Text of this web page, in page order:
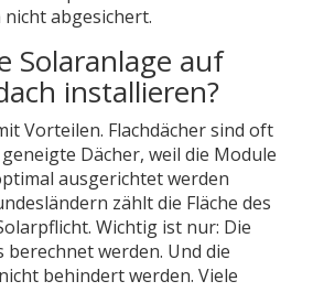
nicht abgesichert.
Solaranlage auf
installieren?
Vorteilen. Flachdächer sind oft
Dächer, weil die Module
ausgerichtet werden
zählt die Fläche des
Wichtig ist nur: Die
werden. Und die
behindert werden. Viele